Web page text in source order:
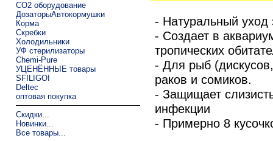
CO2 оборудование
ДозаторыАвтокормушки
Корма
Скребки
Холодильники
УФ стерилизаторы
Chemi-Pure
УЦЕНЁННЫЕ товары
SFILIGOI
Deltec
оптовая покупка
Скидки...
Новинки...
Все товары...
- Натуральный уход
- Создает в
тропических
- Для рыб
раков и сомиков.
- Защищает
инфекции
- Примерно 8